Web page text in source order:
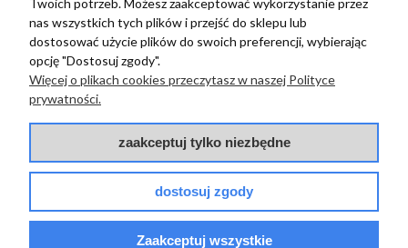
BAZA WIEDZY
PŁATNOŚCI I DOSTAWA
Twoich potrzeb. Możesz zaakceptować wykorzystanie przez
nas wszystkich tych plików i przejść do sklepu lub
dostosować użycie plików do swoich preferencji, wybierając
opcję "Dostosuj zgody".
Więcej o plikach cookies przeczytasz w naszej Polityce
prywatności.
zaakceptuj tylko niezbędne
dostosuj zgody
Zaakceptuj wszystkie